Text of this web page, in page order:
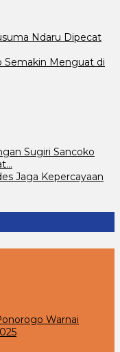
Ndaru Dipecat
Semakin Menguat di
Sugiri Sancoko
Jaga Kepercayaan
Warnai